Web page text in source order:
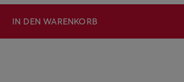
IN DEN WARENKORB